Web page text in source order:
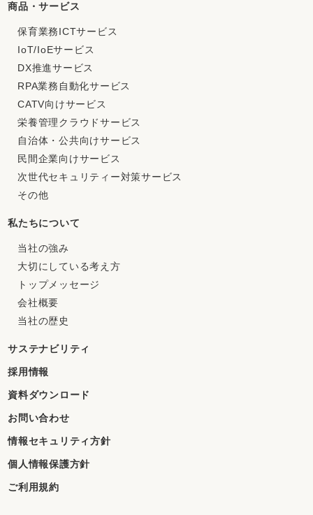
商品・サービス
保育業務ICTサービス
IoT/IoEサービス
DX推進サービス
RPA業務自動化サービス
CATV向けサービス
栄養管理クラウドサービス
自治体・公共向けサービス
民間企業向けサービス
次世代セキュリティー対策サービス
その他
私たちについて
当社の強み
大切にしている考え方
トップメッセージ
会社概要
当社の歴史
サステナビリティ
採用情報
資料ダウンロード
お問い合わせ
情報セキュリティ方針
個人情報保護方針
ご利用規約